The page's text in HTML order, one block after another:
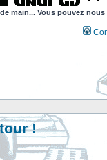
main... Vous pouvez
!